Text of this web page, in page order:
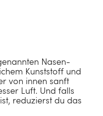
Nasen-
Kunststoff und
von innen sanft
Luft. Und falls
reduzierst du das